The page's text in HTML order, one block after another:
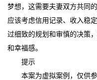
梦想，这需要夫妻双方共同
应该考虑信用记录、收入稳
过细致的规划和审慎的决策
和幸福感。
提示
本案为虚拟案例，仅供